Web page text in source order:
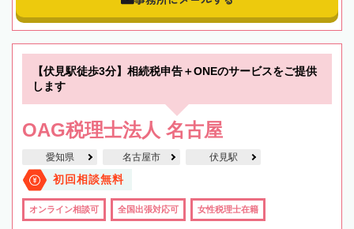
【伏見駅徒歩3分】相続税申告＋ONEのサービスをご提供
します
OAG税理士法人 名古屋
愛知県 名古屋市 伏見駅
初回相談無料
オンライン相談可 全国出張対応可 女性税理士在籍